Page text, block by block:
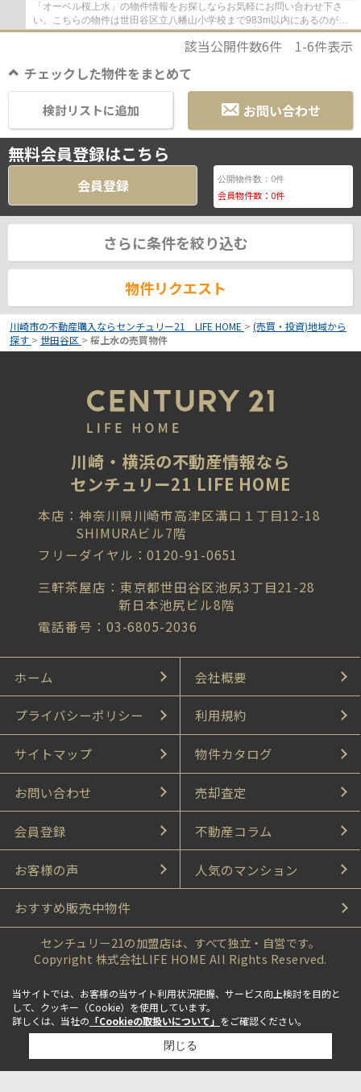
「オーベル桜上水」の物件情報をお探しならお気軽にお問い合わせ下さ
い。こちらの物件は世田谷区立八幡山小学校まで983m以内にあるのがポ
イントです。中古でありながら、綺麗で機能的...
該当公開件数6件 1-6件表示
チェックした物件をまとめて
お問い合わせ
検討リストに追加
無料会員登録はこちら
会員登録 公開物件数： 0件
会員物件数： 0件
さらに条件を絞り込む
物件リクエスト
川崎市の不動産購入ならセンチュリー21 LIFE HOME > (売買・投資)地域から
探す > 世田谷区 > 桜上水の売買物件
川崎・横浜の不動産情報なら
センチュリー21 LIFE HOME
本店：神奈川県川崎市高津区溝口１丁目12-18
SHIMURAビル7階
フリーダイヤル：0120-91-0651
三軒茶屋店：東京都世田谷区池尻3丁目21-28
新日本池尻ビル8階
電話番号：03-6805-2036
ホーム 会社概要
プライバシーポリシー 利用規約
サイトマップ 物件カタログ
お問い合わせ 売却査定
会員登録 不動産コラム
お客様の声 人気のマンション
おすすめ販売中物件
センチュリー21の加盟店は、すべて独立・自営です。
Copyright 株式会社LIFE HOME All Rights Reserved.
当サイトでは、お客様の当サイト利用状況把握、サービス向上検討を目的と
して、クッキー（Cookie）を使用しています。
詳しくは、当社の 「Cookieの取扱いについて」 をご確認ください。
閉じる